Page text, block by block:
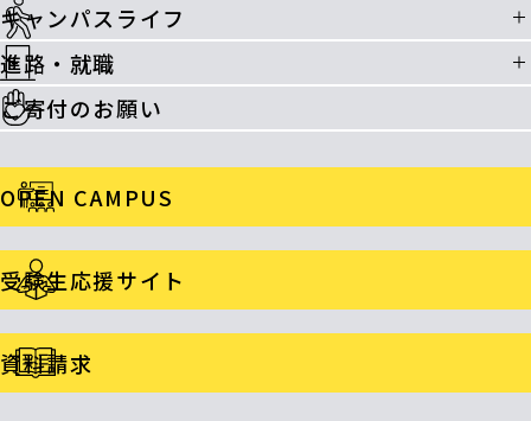
キャンパスライフ
進路・就職
ご寄付のお願い
OPEN CAMPUS
受験生応援サイト
資料請求